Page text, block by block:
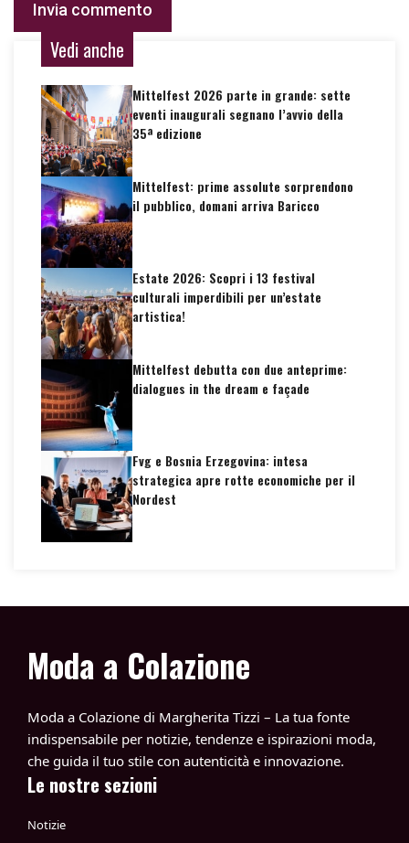
Vedi anche
Mittelfest 2026 parte in grande: sette
eventi inaugurali segnano l’avvio della
35ª edizione
Mittelfest: prime assolute sorprendono
il pubblico, domani arriva Baricco
Estate 2026: Scopri i 13 festival
culturali imperdibili per un’estate
artistica!
Mittelfest debutta con due anteprime:
dialogues in the dream e façade
Fvg e Bosnia Erzegovina: intesa
strategica apre rotte economiche per il
Nordest
Moda a Colazione
Moda a Colazione di Margherita Tizzi – La tua fonte
indispensabile per notizie, tendenze e ispirazioni moda,
che guida il tuo stile con autenticità e innovazione.
Le nostre sezioni
Notizie